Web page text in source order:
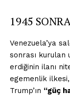
1945
Venezuela’ya
sonrası kurulan
erdiğinin ilanı
egemenlik
Trump’ın “güç